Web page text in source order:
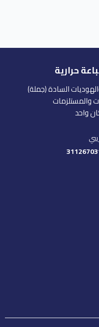
حرارية
السادة (جملة)
والمستلزمات
واحد